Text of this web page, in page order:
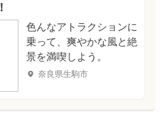
色んなアトラクションに
乗って、爽やかな風と絶
景を満喫しよう。
奈良県生駒市